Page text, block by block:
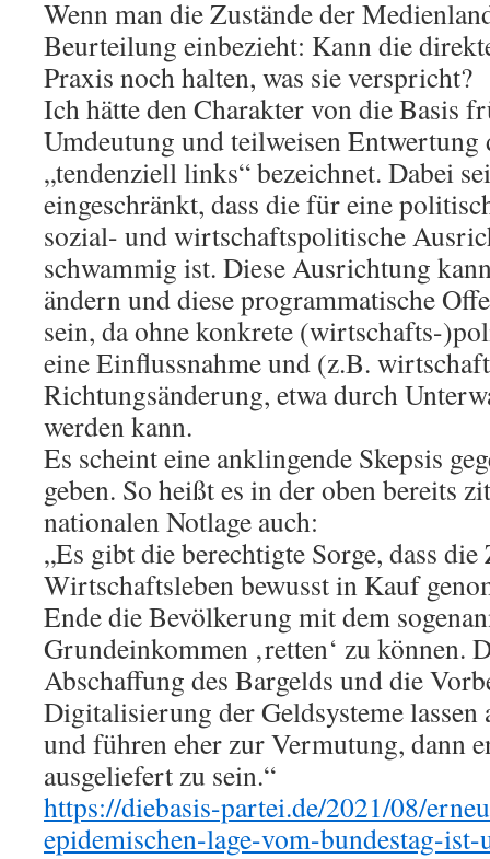
Wenn man die Zustände der
Beurteilung einbezieht: Kann die
Praxis noch halten, was sie verspricht?
Ich hätte den Charakter von die Basis
Umdeutung und teilweisen Entwertung
„tendenziell links“ bezeichnet. Dabei
eingeschränkt, dass die für eine
sozial- und wirtschaftspolitische
schwammig ist. Diese Ausrichtung
ändern und diese programmatische
sein, da ohne konkrete (wirtschafts-
eine Einflussnahme und (z.B.
Richtungsänderung, etwa durch
werden kann.
Es scheint eine anklingende Skepsis
geben. So heißt es in der oben bereits
nationalen Notlage auch:
„Es gibt die berechtigte Sorge, dass
Wirtschaftsleben bewusst in Kauf
Ende die Bevölkerung mit dem
Grundeinkommen ‚retten‘ zu können.
Abschaffung des Bargelds und die
Digitalisierung der Geldsysteme lassen
und führen eher zur Vermutung, dann
ausgeliefert zu sein.“
https://diebasis-partei.de/2021/08/
epidemischen-lage-vom-bundestag-